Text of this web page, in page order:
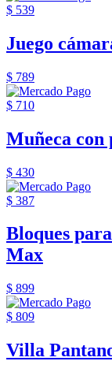
$ 539
Juego
$ 789
$ 710
Muñeca con
$ 430
$ 387
Bloques
Max
$ 899
$ 809
Villa